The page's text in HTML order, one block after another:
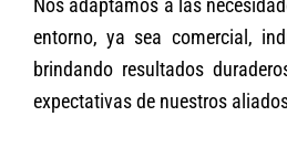
Nos adaptamos a las
entorno, ya sea comercial,
brindando resultados
expectativas de nuestros